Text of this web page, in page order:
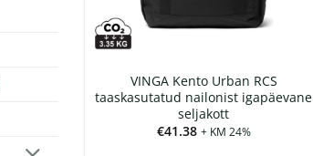
VINGA Kento Urban RCS
taaskasutatud nailonist igapäevane
seljakott
€41.38 + KM 24%